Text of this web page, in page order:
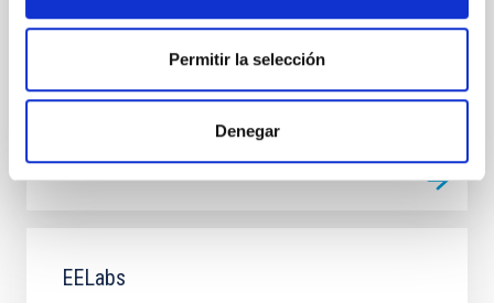
Permitir la selección
Denegar
territorial.
Rebolo López
Cerrado
EELabs